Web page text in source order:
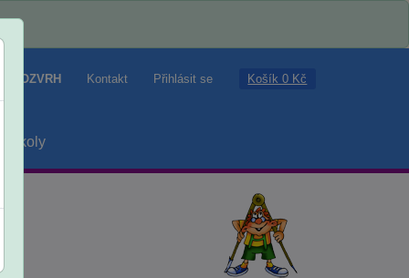
ROZVRH Kontakt Přihlásit se Košík 0 Kč
školy